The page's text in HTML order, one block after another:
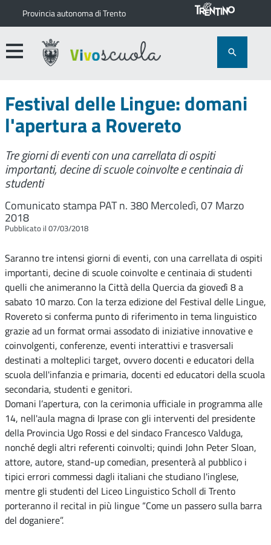
Provincia autonoma di Trento
Festival delle Lingue: domani
l'apertura a Rovereto
Tre giorni di eventi con una carrellata di ospiti
importanti, decine di scuole coinvolte e centinaia di
studenti
Comunicato stampa PAT n. 380Mercoledì, 07 Marzo
2018
Pubblicato il 07/03/2018
Saranno tre intensi giorni di eventi, con una carrellata di ospiti
importanti, decine di scuole coinvolte e centinaia di studenti
quelli che animeranno la Città della Quercia da giovedì 8 a
sabato 10 marzo. Con la terza edizione del Festival delle Lingue,
Rovereto si conferma punto di riferimento in tema linguistico
grazie ad un format ormai assodato di iniziative innovative e
coinvolgenti, conferenze, eventi interattivi e trasversali
destinati a molteplici target, ovvero docenti e educatori della
scuola dell'infanzia e primaria, docenti ed educatori della scuola
secondaria, studenti e genitori.
Domani l’apertura, con la cerimonia ufficiale in programma alle
14, nell'aula magna di Iprase con gli interventi del presidente
della Provincia Ugo Rossi e del sindaco Francesco Valduga,
nonché degli altri referenti coinvolti; quindi John Peter Sloan,
attore, autore, stand-up comedian, presenterà al pubblico i
tipici errori commessi dagli italiani che studiano l'inglese,
mentre gli studenti del Liceo Linguistico Scholl di Trento
porteranno il recital in più lingue “Come un passero sulla barra
del doganiere”.